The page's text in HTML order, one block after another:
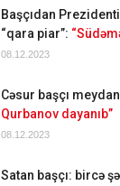
Başçıdan
“qara piar”:
08.12.2023
Cəsur başçı
Qurbanov dayanıb”
08.12.2023
Satan başçı: bircə